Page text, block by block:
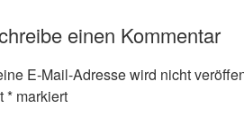
einen Kommentar
E-Mail-Adresse wird nicht
* markiert